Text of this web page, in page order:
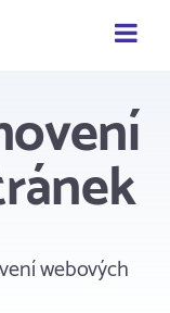
webových